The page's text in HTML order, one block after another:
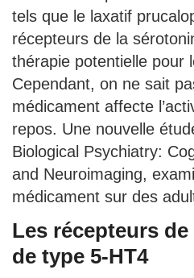
tels que le laxatif
récepteurs de la
thérapie potentielle pour
Cependant, on ne sait
médicament affecte
repos. Une nouvelle
Biological Psychiatry:
and Neuroimaging,
médicament sur des
Les récepteurs
de type 5-HT4